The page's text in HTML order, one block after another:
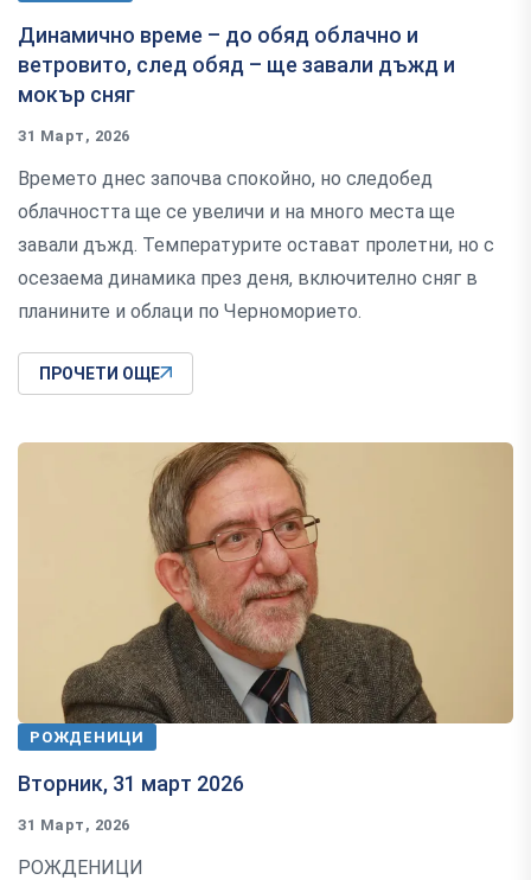
Динамично време – до обяд облачно и
ветровито, след обяд – ще завали дъжд и
мокър сняг
31 Март, 2026
Времето днес започва спокойно, но следобед
облачността ще се увеличи и на много места ще
завали дъжд. Температурите остават пролетни, но с
осезаема динамика през деня, включително сняг в
планините и облаци по Черноморието.
ПРОЧЕТИ ОЩЕ
РОЖДЕНИЦИ
Вторник, 31 март 2026
31 Март, 2026
РОЖДЕНИЦИ